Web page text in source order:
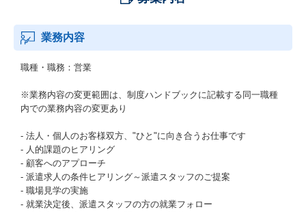
業務内容
職種・職務：営業
※業務内容の変更範囲は、制度ハンドブックに記載する同一職種
内での業務内容の変更あり
- 法人・個人のお客様双方、"ひと"に向き合うお仕事です
- 人的課題のヒアリング
- 顧客へのアプローチ
- 派遣求人の条件ヒアリング～派遣スタッフのご提案
- 職場見学の実施
- 就業決定後、派遣スタッフの方の就業フォロー